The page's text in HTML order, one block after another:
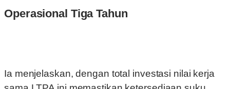
Operasional Tiga Tahun
Ia menjelaskan, dengan total investasi nilai kerja